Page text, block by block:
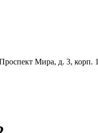
Мира, д. 3, корп. 1